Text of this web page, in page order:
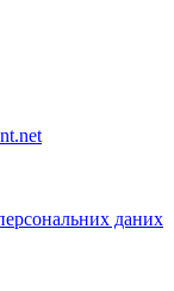
даних